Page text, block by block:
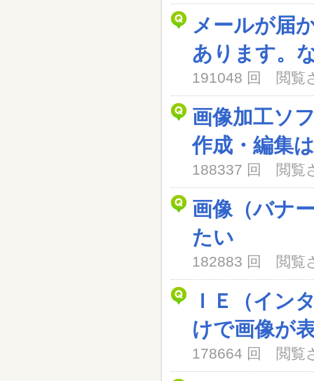
メールが届
あります。
191048 回 閲覧
画像加工ソ
作成・編集
188337 回 閲覧
画像（バナ
たい
182883 回 閲覧
ＩＥ（イン
けで画像が
178664 回 閲覧